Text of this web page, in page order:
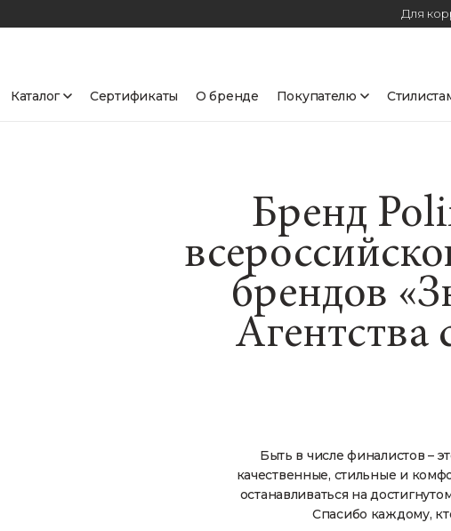
Для
Каталог Сертификаты О бренде Покупателю
Бренд
брендов
Агентства
Быть в числе финалистов –
качественные, стильные и
останавливаться на
Спасибо каждому,